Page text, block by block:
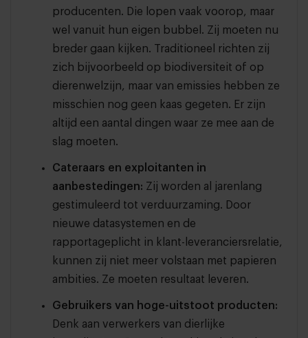
producenten. Die lopen vaak voorop, maar
wel vanuit hun eigen bubbel. Zij moeten nu
breder gaan kijken. Traditioneel richten zij
zich bijvoorbeeld op biodiversiteit of op
dierenwelzijn, maar van emissies hebben ze
misschien nog geen kaas gegeten. Er zijn
altijd een aantal dingen waar ze mee aan de
slag moeten.
Cateraars en exploitanten in
aanbestedingen: Zij worden al jarenlang
gestimuleerd tot verduurzaming. Door
nieuwe datasystemen en de
rapportageplicht in klant-leveranciersrelatie,
kunnen zij niet meer volstaan met papieren
ambities. Ze moeten resultaat leveren.
Gebruikers van hoge-uitstoot producten:
Denk aan verwerkers van dierlijke